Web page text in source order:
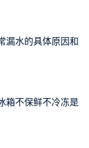
还是白糖的具体
漏水的具体原因和
箱不保鲜不冷冻是